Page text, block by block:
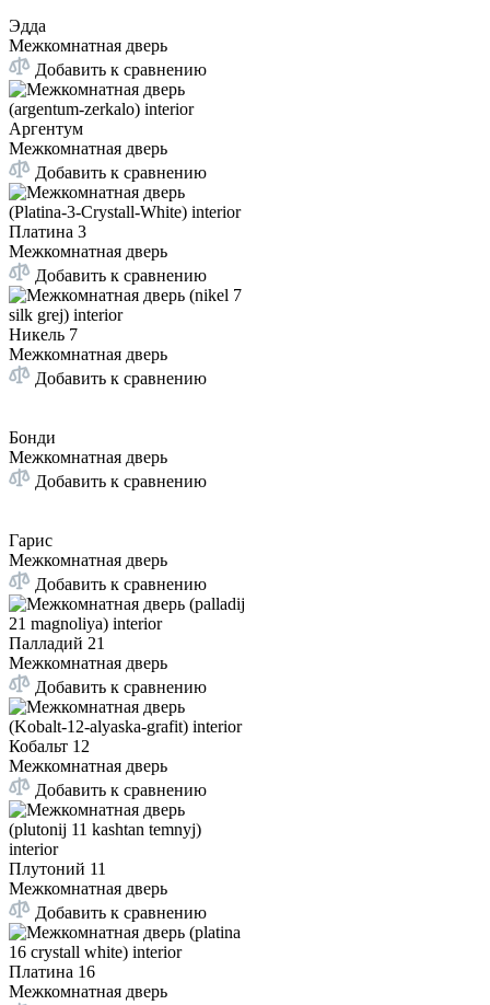
Эдда
Межкомнатная дверь
Добавить к сравнению
Аргентум
Межкомнатная дверь
Добавить к сравнению
Платина 3
Межкомнатная дверь
Добавить к сравнению
Никель 7
Межкомнатная дверь
Добавить к сравнению
Бонди
Межкомнатная дверь
Добавить к сравнению
Гарис
Межкомнатная дверь
Добавить к сравнению
Палладий 21
Межкомнатная дверь
Добавить к сравнению
Кобальт 12
Межкомнатная дверь
Добавить к сравнению
Плутоний 11
Межкомнатная дверь
Добавить к сравнению
Платина 16
Межкомнатная дверь